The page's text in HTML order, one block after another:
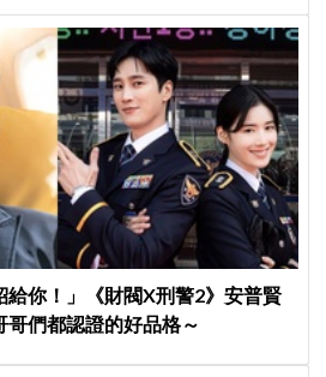
給你！」《財閥X刑警2》安普賢
們都認證的好品格～